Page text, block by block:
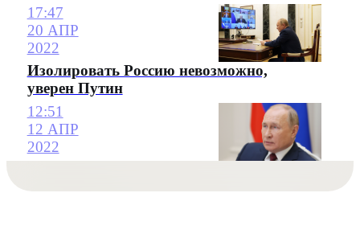
17:47
20 АПР
2022
Изолировать Россию невозможно,
уверен Путин
12:51
12 АПР
2022